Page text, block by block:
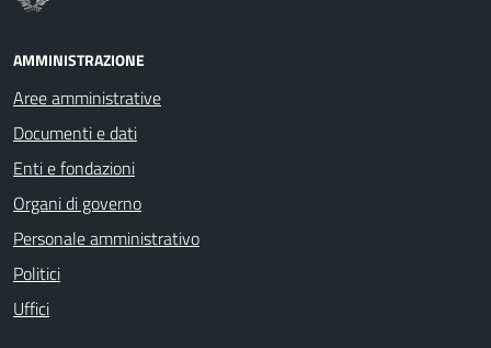
AMMINISTRAZIONE
Aree amministrative
Documenti e dati
Enti e fondazioni
Organi di governo
Personale amministrativo
Politici
Uffici